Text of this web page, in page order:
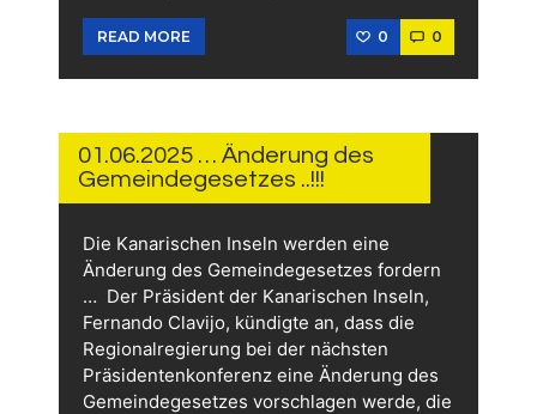
READ MORE 0 0
01.06.2025 … Änderung des
Gemeindegesetzes ..!!!
Die Kanarischen Inseln werden eine
Änderung des Gemeindegesetzes fordern
… Der Präsident der Kanarischen Inseln,
Fernando Clavijo, kündigte an, dass die
Regionalregierung bei der nächsten
Präsidentenkonferenz eine Änderung des
Gemeindegesetzes vorschlagen werde, die